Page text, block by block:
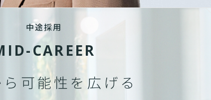
中途採用
CAREER
可能性を広げる